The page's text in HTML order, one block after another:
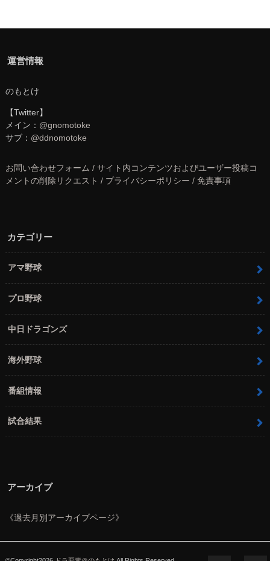
運営情報
のもとけ
【Twitter】
メイン： @gnomotoke
サブ： @ddnomotoke
お問い合わせフォーム / サイト内コンテンツおよびユーザー投稿コ
メントの削除リクエスト / プライバシーポリシー / 免責事項
カテゴリー
アマ野球
プロ野球
中日ドラゴンズ
海外野球
番組情報
試合結果
アーカイブ
《過去月別アーカイブページ》